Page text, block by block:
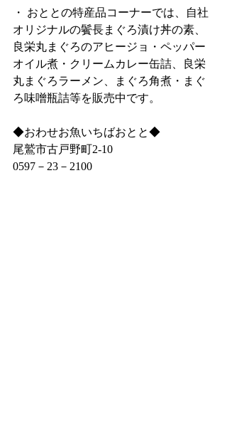
・ おととの特産品コーナーでは、自社
オリジナルの鬢長まぐろ漬け丼の素、
良栄丸まぐろのアヒージョ・ペッパー
オイル煮・クリームカレー缶詰、良栄
丸まぐろラーメン、まぐろ角煮・まぐ
ろ味噌瓶詰等を販売中です。
◆おわせお魚いちばおとと◆
尾鷲市古戸野町2‐10
0597－23－2100